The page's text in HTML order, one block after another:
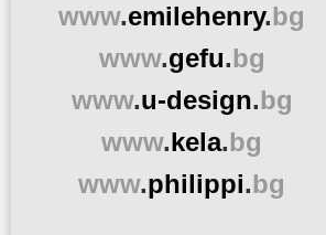
www.emilehenry.bg
www.gefu.bg
www.u-design.bg
www.kela.bg
www.philippi.bg